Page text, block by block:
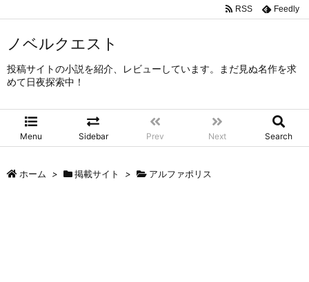
ノベルクエスト
投稿サイトの小説を紹介、レビューしています。まだ見ぬ名作を求
めて日夜探索中！
Menu Sidebar Prev Next Search
RSS Feedly
ホーム > 掲載サイト > アルファポリス